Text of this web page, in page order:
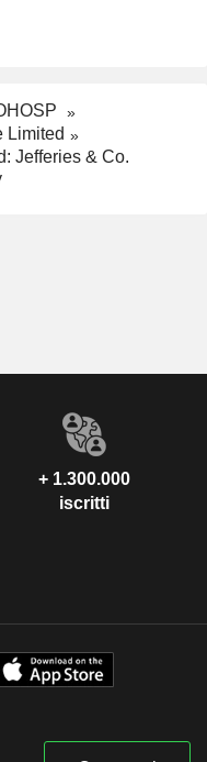
Limited
Jefferies & Co.
+ 1.300.000
iscritti